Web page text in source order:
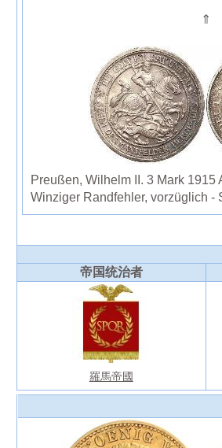
⇑
Preußen, Wilhelm II. 3 Mark 1915
Winziger Randfehler, vorzüglich -
帝国统治者
羅馬帝國